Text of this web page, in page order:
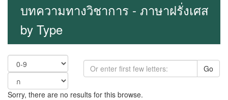
บทความทางวิชาการ - ภาษาฝรั่งเศส
by Type
Go
Sorry, there are no results for this browse.